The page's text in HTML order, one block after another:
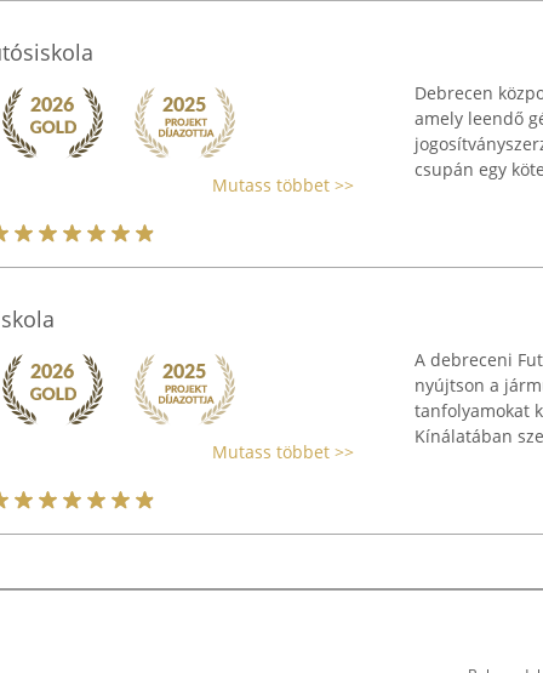
Mutass többet >>
Debrecen
amely leendő
csupán egy
Mutass többet >>
A debreceni
nyújtson a
tanfolyamokat
Kínálatában